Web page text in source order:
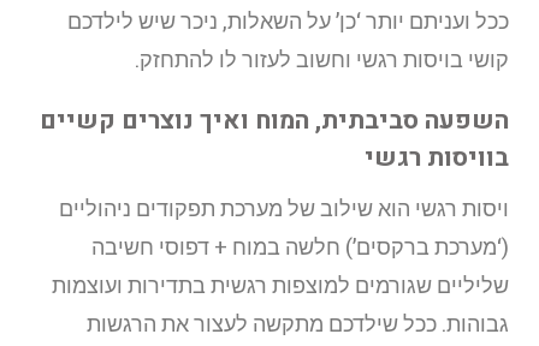
ככל ועניתם יותר ‘כן’ על השאלות, ניכר שיש לילדכם
קושי בויסות רגשי וחשוב לעזור לו להתחזק.
השפעה סביבתית, המוח ואיך נוצרים קשיים
בוויסות רגשי
ויסות רגשי הוא שילוב של מערכת תפקודים ניהוליים
(‘מערכת ברקסים’) חלשה במוח + דפוסי חשיבה
שליליים שגורמים למוצפות רגשית בתדירות ועוצמות
גבוהות. ככל שילדכם מתקשה לעצור את הרגשות